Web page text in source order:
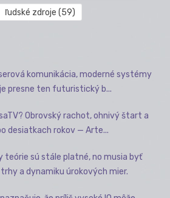
ľudské zdroje (59)
komunikácia, moderné systémy
presne ten futuristický b...
Obrovský rachot, ohnivý štart a
desiatkach rokov — Arte...
teórie sú stále platné, no musia byť
a dynamiku úrokových mier.